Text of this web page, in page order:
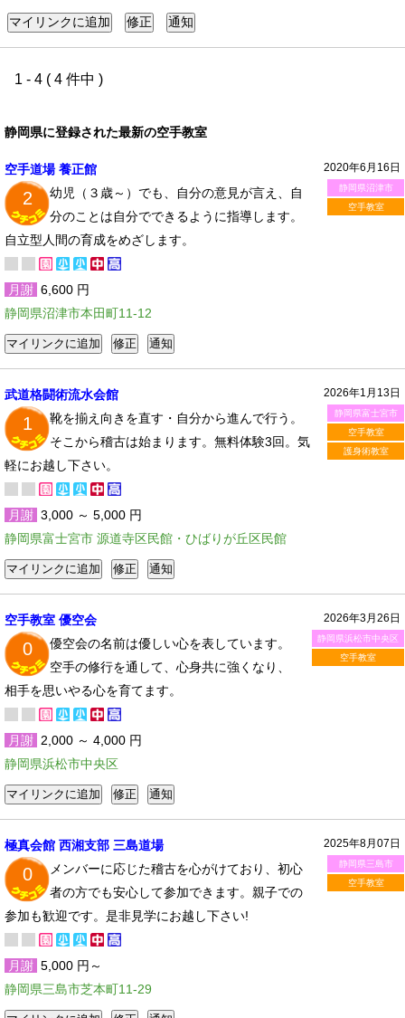
1 - 4 ( 4 件中 )
静岡県に登録された最新の空手教室
2020年6月16日
静岡県沼津市
空手教室
空手道場 養正館
2
幼児（３歳～）でも、自分の意見が言え、自
分のことは自分でできるように指導します。
自立型人間の育成をめざします。
月謝 6,600 円
静岡県沼津市本田町11-12
2026年1月13日
静岡県富士宮市
空手教室
護身術教室
武道格闘術流水会館
1
靴を揃え向きを直す・自分から進んで行う。
そこから稽古は始まります。無料体験3回。気
軽にお越し下さい。
月謝 3,000 ～ 5,000 円
静岡県富士宮市 源道寺区民館・ひばりが丘区民館
2026年3月26日
静岡県浜松市中央区
空手教室
空手教室 優空会
0
優空会の名前は優しい心を表しています。
空手の修行を通して、心身共に強くなり、
相手を思いやる心を育てます。
月謝 2,000 ～ 4,000 円
静岡県浜松市中央区
2025年8月07日
静岡県三島市
空手教室
極真会館 西湘支部 三島道場
0
メンバーに応じた稽古を心がけており、初心
者の方でも安心して参加できます。親子での
参加も歓迎です。是非見学にお越し下さい!
月謝 5,000 円～
静岡県三島市芝本町11-29